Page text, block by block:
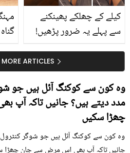
کیلے کے چھلکے پھینکنے
سے پہلے یہ ضرور پڑھیں!
سستا اور قدرتی حلARTICLES
وہ کون سے کوکنگ آئل ہیں جو
مدد دیتے ہیں؟ جانیں تاکہ
چھڑا سکیں
وہ کون سے کوکنگ آئل ہیں جو شوگر کنٹرول
جانیں تاکہ آپ بھی اس مرض سے جان چھڑا